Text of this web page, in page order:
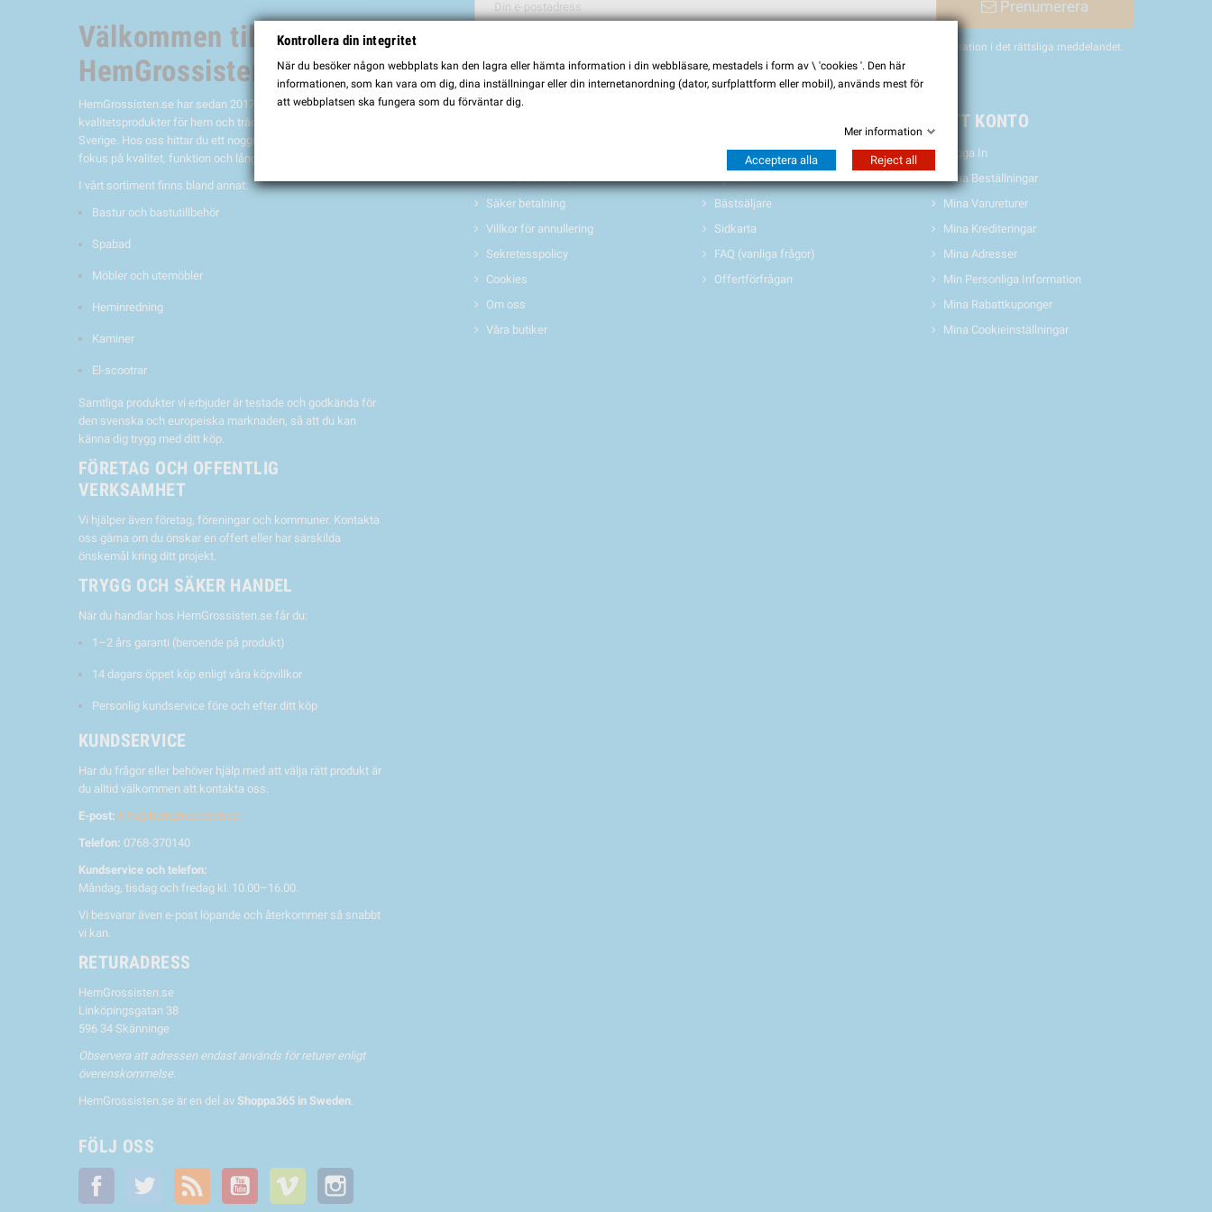
Välkommen till
HemGrossisten.se
HemGrossisten.se har sedan 2017 erbjudit
kvalitetsprodukter för hem och trädgård till kunder över hela
Sverige. Hos oss hittar du ett noggrant utvalt sortiment med
fokus på kvalitet, funktion och lång hållbarhet.
I vårt sortiment finns bland annat:
Bastur och bastutillbehör
Spabad
Möbler och utemöbler
Heminredning
Kaminer
El-scootrar
Samtliga produkter vi erbjuder är testade och godkända för
den svenska och europeiska marknaden, så att du kan
känna dig trygg med ditt köp.
FÖRETAG OCH OFFENTLIG
VERKSAMHET
Vi hjälper även företag, föreningar och kommuner. Kontakta
oss gärna om du önskar en offert eller har särskilda
önskemål kring ditt projekt.
TRYGG OCH SÄKER HANDEL
När du handlar hos HemGrossisten.se får du:
1–2 års garanti (beroende på produkt)
14 dagars öppet köp enligt våra köpvillkor
Personlig kundservice före och efter ditt köp
KUNDSERVICE
Har du frågor eller behöver hjälp med att välja rätt produkt är
du alltid välkommen att kontakta oss.
E-post: info@hemgrossisten.se
Telefon: 0768-370140
Kundservice och telefon:
Måndag, tisdag och fredag kl. 10.00–16.00.
Vi besvarar även e-post löpande och återkommer så snabbt
vi kan.
RETURADRESS
HemGrossisten.se
Linköpingsgatan 38
596 34 Skänninge
Observera att adressen endast används för returer enligt
överenskommelse.
HemGrossisten.se är en del av Shoppa365 in Sweden.
FÖLJ OSS
Facebook Twitter RSS YouTube Vimeo
Prenumerera
Du kan avbryta prenumerationen när som helst. För detta ändamål, vänligen hitta vår kontaktinformation i det rättsliga meddelandet.
Jag godkänner villkoren och sekretesspolicyen
Frakt & Leverans
Säker betalning
Villkor för annullering
Sekretesspolicy
Cookies
Om oss
Våra butiker
Erbjudanden/REA
Nyheter
Bästsäljare
Sidkarta
FAQ (vanliga frågor)
Offertförfrågan
MITT KONTO
Logga In
Mina Beställningar
Mina Varureturer
Mina Krediteringar
Mina Adresser
Min Personliga Information
Mina Rabattkuponger
Mina Cookieinställningar
Kontrollera din integritet
När du besöker någon webbplats kan den lagra eller hämta information i din webbläsare, mestadels i form av \ 'cookies '. Den här
informationen, som kan vara om dig, dina inställningar eller din internetanordning (dator, surfplattform eller mobil), används mest för
att webbplatsen ska fungera som du förväntar dig.
Mer information
Acceptera alla Reject all